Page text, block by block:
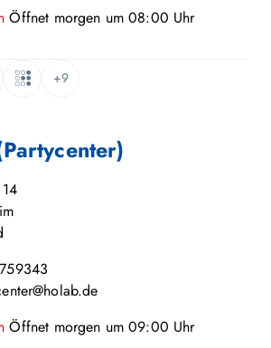
Öffnet morgen um08:00 Uhr
+9
Öffnet morgen um09:00 Uhr